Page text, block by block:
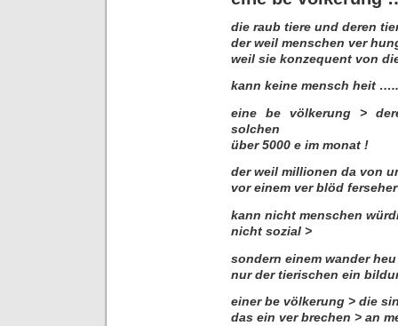
die raub tiere und deren
der weil menschen ver
weil sie konzequent von
kann keine mensch heit …..
eine be völkerung >
solchen
über 5000 e im monat !
der weil millionen da von
vor einem ver blöd
kann nicht menschen
nicht sozial >
sondern einem wander
nur der tierischen ein
einer be völkerung > die
das ein ver brechen > an